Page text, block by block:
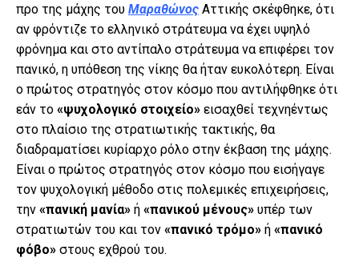
προ της μάχης του Μαραθώνος Αττικής σκέφθηκε, ότι
αν φρόντιζε το ελληνικό στράτευμα να έχει υψηλό
φρόνημα και στο αντίπαλο στράτευμα να επιφέρει τον
πανικό, η υπόθεση της νίκης θα ήταν ευκολότερη. Είναι
ο πρώτος στρατηγός στον κόσμο που αντιλήφθηκε ότι
εάν το «ψυχολογικό στοιχείο» εισαχθεί τεχνηέντως
στο πλαίσιο της στρατιωτικής τακτικής, θα
διαδραματίσει κυρίαρχο ρόλο στην έκβαση της μάχης.
Είναι ο πρώτος στρατηγός στον κόσμο που εισήγαγε
τον ψυχολογική μέθοδο στις πολεμικές επιχειρήσεις,
την «πανική μανία» ή «πανικού μένους» υπέρ των
στρατιωτών του και τον «πανικό τρόμο» ή «πανικό
φόβο» στους εχθρού του.